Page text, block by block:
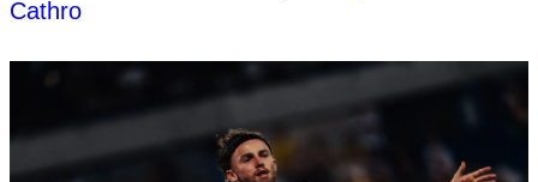
Cathro